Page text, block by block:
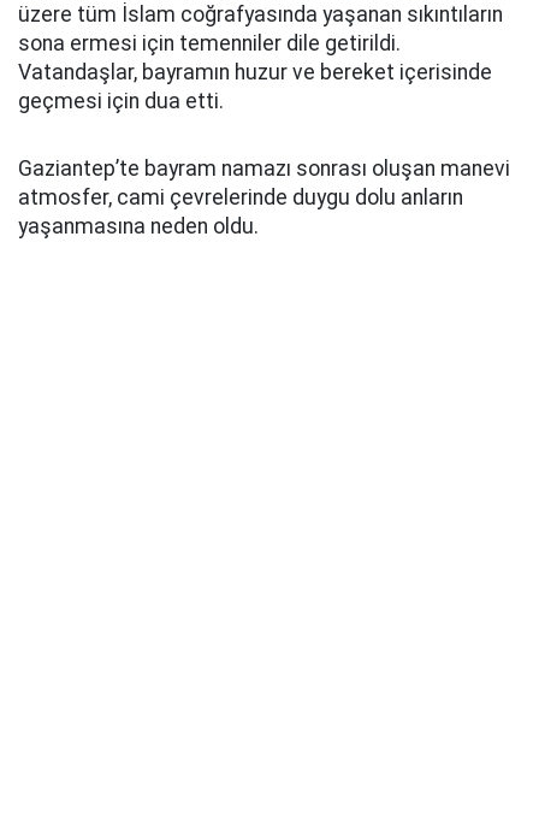
üzere tüm İslam coğrafyasında yaşanan sıkıntıların
sona ermesi için temenniler dile getirildi.
Vatandaşlar, bayramın huzur ve bereket içerisinde
geçmesi için dua etti.
Gaziantep’te bayram namazı sonrası oluşan manevi
atmosfer, cami çevrelerinde duygu dolu anların
yaşanmasına neden oldu.